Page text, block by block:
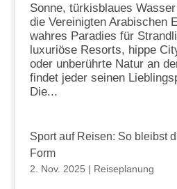
Sonne, türkisblaues
die Vereinigten Arabischen
wahres Paradies für
luxuriöse Resorts, hippe
oder unberührte Natur an
findet jeder seinen
Die...
Sport auf Reisen: So bleibst
Form
2. Nov. 2025 | Reiseplanung